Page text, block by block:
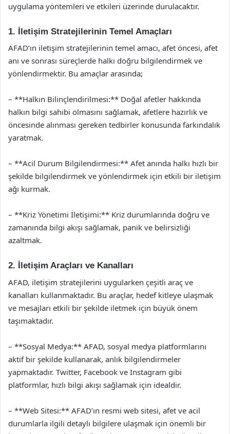
uygulama yöntemleri ve etkileri üzerinde durulacaktır.
1. İletişim Stratejilerinin Temel Amaçları
AFAD’ın iletişim stratejilerinin temel amacı, afet öncesi, afet
anı ve sonrası süreçlerde halkı doğru bilgilendirmek ve
yönlendirmektir. Bu amaçlar arasında;
– **Halkın Bilinçlendirilmesi:** Doğal afetler hakkında
halkın bilgi sahibi olmasını sağlamak, afetlere hazırlık ve
öncesinde alınması gereken tedbirler konusunda farkındalık
yaratmak.
– **Acil Durum Bilgilendirmesi:** Afet anında halkı hızlı bir
şekilde bilgilendirmek ve yönlendirmek için etkili bir iletişim
ağı kurmak.
– **Kriz Yönetimi İletişimi:** Kriz durumlarında doğru ve
zamanında bilgi akışı sağlamak, panik ve belirsizliği
azaltmak.
2. İletişim Araçları ve Kanalları
AFAD, iletişim stratejilerini uygularken çeşitli araç ve
kanalları kullanmaktadır. Bu araçlar, hedef kitleye ulaşmak
ve mesajları etkili bir şekilde iletmek için büyük önem
taşımaktadır.
– **Sosyal Medya:** AFAD, sosyal medya platformlarını
aktif bir şekilde kullanarak, anlık bilgilendirmeler
yapmaktadır. Twitter, Facebook ve Instagram gibi
platformlar, hızlı bilgi akışı sağlamak için idealdir.
– **Web Sitesi:** AFAD’ın resmi web sitesi, afet ve acil
durumlarla ilgili detaylı bilgilere ulaşmak için önemli bir